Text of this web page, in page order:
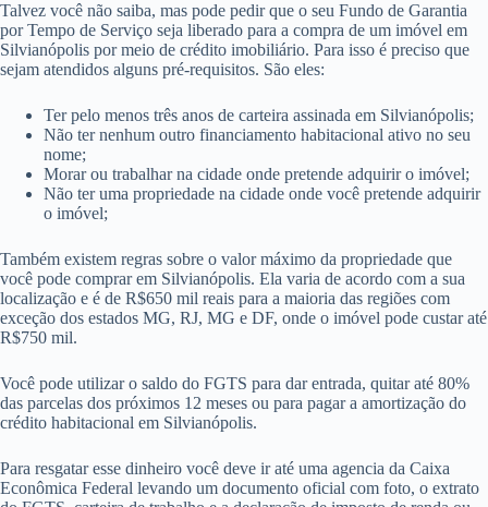
Talvez você não saiba, mas pode pedir que o seu Fundo de Garantia
por Tempo de Serviço seja liberado para a compra de um imóvel em
Silvianópolis por meio de crédito imobiliário. Para isso é preciso que
sejam atendidos alguns pré-requisitos. São eles:
Ter pelo menos três anos de carteira assinada em Silvianópolis;
Não ter nenhum outro financiamento habitacional ativo no seu
nome;
Morar ou trabalhar na cidade onde pretende adquirir o imóvel;
Não ter uma propriedade na cidade onde você pretende adquirir
o imóvel;
Também existem regras sobre o valor máximo da propriedade que
você pode comprar em Silvianópolis. Ela varia de acordo com a sua
localização e é de R$650 mil reais para a maioria das regiões com
exceção dos estados MG, RJ, MG e DF, onde o imóvel pode custar até
R$750 mil.
Você pode utilizar o saldo do FGTS para dar entrada, quitar até 80%
das parcelas dos próximos 12 meses ou para pagar a amortização do
crédito habitacional em Silvianópolis.
Para resgatar esse dinheiro você deve ir até uma agencia da Caixa
Econômica Federal levando um documento oficial com foto, o extrato